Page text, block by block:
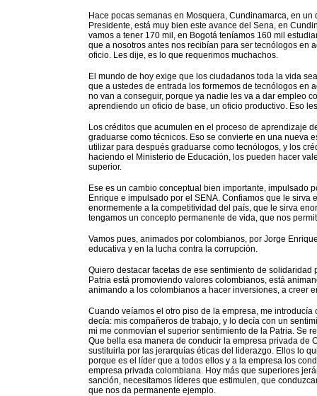
Hace pocas semanas en Mosquera, Cundinamarca, en
Presidente, está muy bien este avance del Sena, en
vamos a tener 170 mil, en Bogotá teníamos 160 mil
que a nosotros antes nos recibían para ser tecnólogos en
oficio. Les dije, es lo que requerimos muchachos.
El mundo de hoy exige que los ciudadanos toda la vida
que a ustedes de entrada los formemos de tecnólogos en
no van a conseguir, porque ya nadie les va a dar empleo
aprendiendo un oficio de base, un oficio productivo. Eso
Los créditos que acumulen en el proceso de aprendizaje
graduarse como técnicos. Eso se convierte en una nueva
utilizar para después graduarse como tecnólogos, y los
haciendo el Ministerio de Educación, los pueden hacer
superior.
Ese es un cambio conceptual bien importante, impulsado
Enrique e impulsado por el SENA. Confiamos que le
enormemente a la competitividad del país, que le sirva
tengamos un concepto permanente de vida, que nos
Vamos pues, animados por colombianos, por Jorge
educativa y en la lucha contra la corrupción.
Quiero destacar facetas de ese sentimiento de
Patria está promoviendo valores colombianos, está
animando a los colombianos a hacer inversiones, a creer
Cuando veíamos el otro piso de la empresa, me
decía: mis compañeros de trabajo, y lo decía con un
mi me conmovían el superior sentimiento de la Patria. Se
Que bella esa manera de conducir la empresa privada de
sustituirla por las jerarquías éticas del liderazgo. Ellos lo
porque es el líder que a todos ellos y a la empresa los
empresa privada colombiana. Hoy más que superiores
sanción, necesitamos líderes que estimulen, que
que nos da permanente ejemplo.